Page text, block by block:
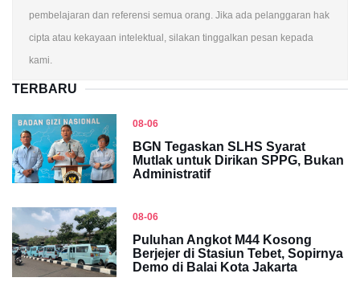
pembelajaran dan referensi semua orang. Jika ada pelanggaran hak
cipta atau kekayaan intelektual, silakan tinggalkan pesan kepada
kami.
TERBARU
08-06
BGN Tegaskan SLHS Syarat
Mutlak untuk Dirikan SPPG, Bukan
Administratif
08-06
Puluhan Angkot M44 Kosong
Berjejer di Stasiun Tebet, Sopirnya
Demo di Balai Kota Jakarta